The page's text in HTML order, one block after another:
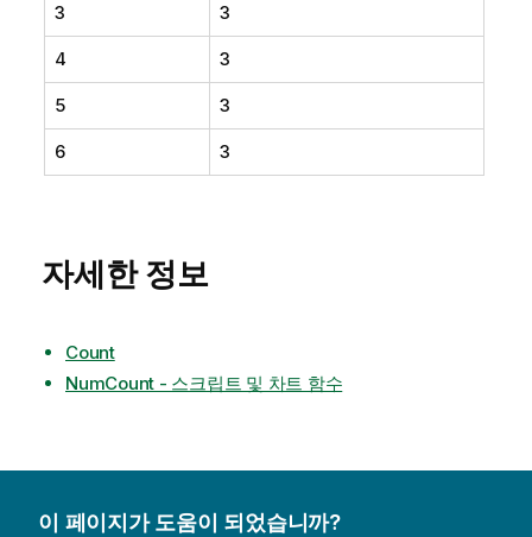
3 3
4 3
5 3
6 3
자세한 정보
Count
NumCount - 스크립트 및 차트 함수
이 페이지가 도움이 되었습니까?